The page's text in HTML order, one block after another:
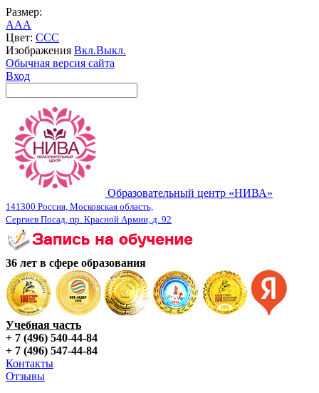
Размер:
AAA
Цвет: CCC
Изображения Вкл.Выкл.
Обычная версия сайта
Вход
Образовательный центр «НИВА»
141300 Россия, Московская область,
Сергиев Посад, пр. Красной Армии, д. 92
36 лет в сфере образования
Учебная часть
+ 7 (496) 540-44-84
+ 7 (496) 547-44-84
Контакты
Отзывы